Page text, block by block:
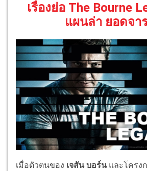
เรื่องย่อ The Bourne
แผนล่า ยอดจา
เมื่อตัวตนของ เจสัน บอร์นและโครง